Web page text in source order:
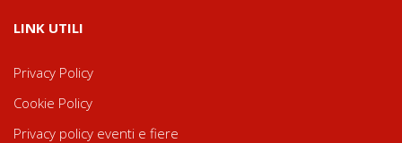
LINK UTILI
Privacy Policy
Cookie Policy
Privacy policy eventi e fiere